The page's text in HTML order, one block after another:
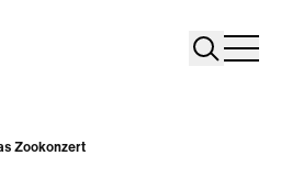
Search
Zookonzert